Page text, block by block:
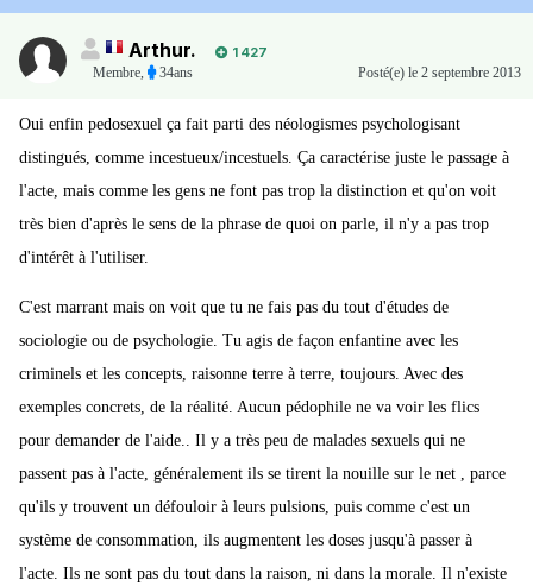
Arthur.
1 427
Membre, 34ans Posté(e) le 2 septembre 2013
Oui enfin pedosexuel ça fait parti des néologismes psychologisant
distingués, comme incestueux/incestuels. Ça caractérise juste le passage à
l'acte, mais comme les gens ne font pas trop la distinction et qu'on voit
très bien d'après le sens de la phrase de quoi on parle, il n'y a pas trop
d'intérêt à l'utiliser.
C'est marrant mais on voit que tu ne fais pas du tout d'études de
sociologie ou de psychologie. Tu agis de façon enfantine avec les
criminels et les concepts, raisonne terre à terre, toujours. Avec des
exemples concrets, de la réalité. Aucun pédophile ne va voir les flics
pour demander de l'aide.. Il y a très peu de malades sexuels qui ne
passent pas à l'acte, généralement ils se tirent la nouille sur le net , parce
qu'ils y trouvent un défouloir à leurs pulsions, puis comme c'est un
système de consommation, ils augmentent les doses jusqu'à passer à
l'acte. Ils ne sont pas du tout dans la raison, ni dans la morale. Il n'existe